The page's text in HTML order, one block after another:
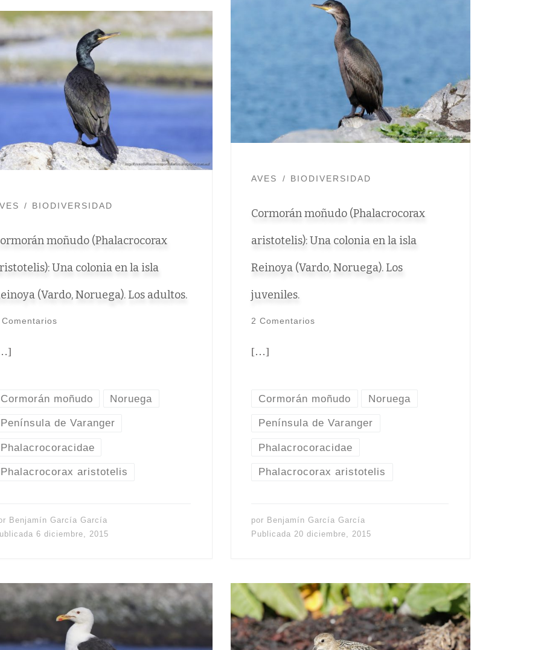
AVES BIODIVERSIDAD
Cormorán moñudo (Phalacrocorax
aristotelis): Una colonia en la isla
Reinoya (Vardo, Noruega). Los
juveniles.
2 Comentarios
[…]
Cormorán moñudo Noruega
Península de Varanger
Phalacrocoracidae
Phalacrocorax aristotelis
por Benjamín García García
Publicada 20 diciembre, 2015
BIODIVERSIDAD
moñudo (Phalacrocorax
Una colonia en la isla
(Vardo, Noruega). Los adultos.
Cormorán moñudo Noruega
Península de Varanger
Phalacrocoracidae
Phalacrocorax aristotelis
Benjamín García García
6 diciembre, 2015